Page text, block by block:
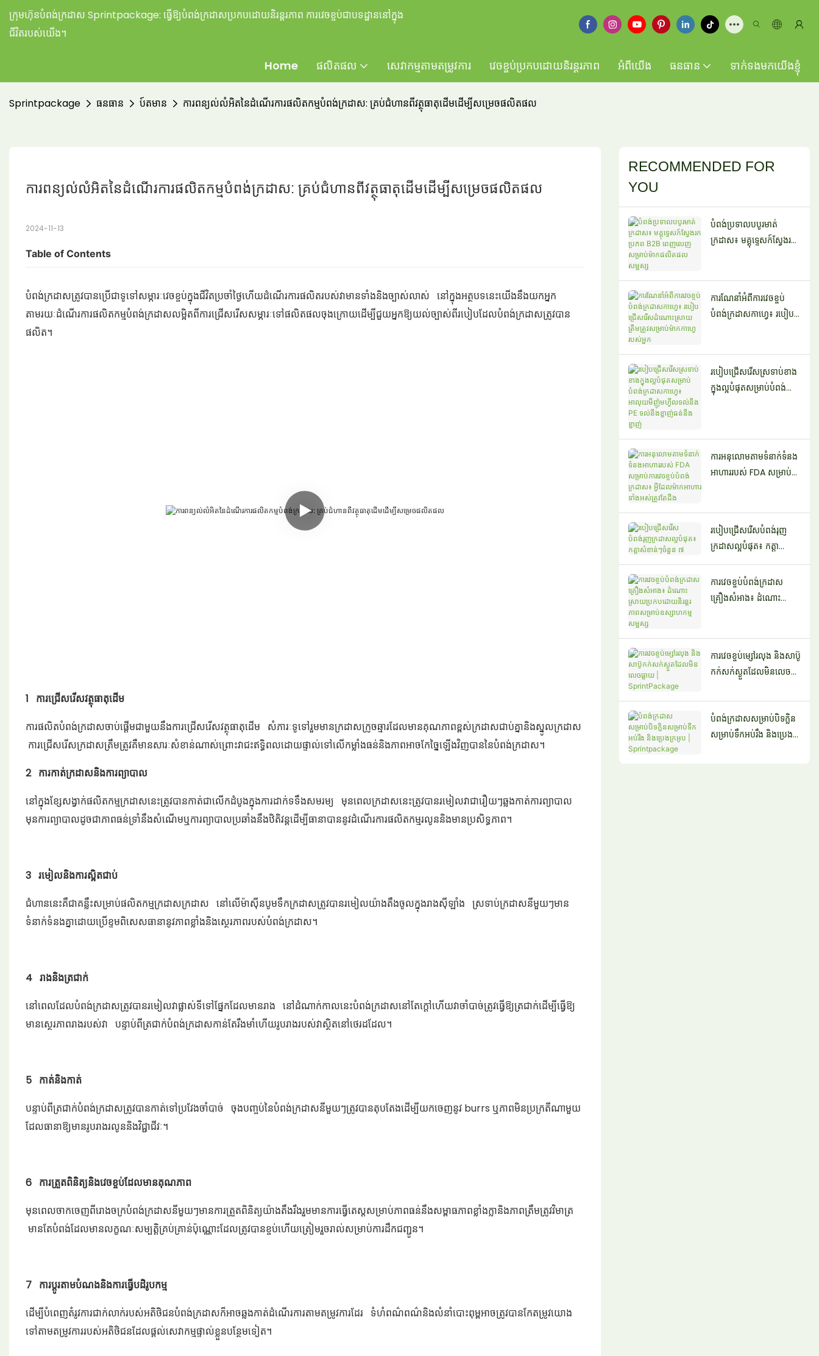
ក្រុមហ៊ុនបំពង់ក្រដាស Sprintpackage: ធ្វើឱ្យបំពង់ក្រដាសប្រកបដោយនិរន្តរភាព ការវេចខ្ចប់ជាបទដ្ឋាននៅក្នុង
ជីវិតរបស់យើង។
Home ផលិតផល សេវាកម្មតាមតម្រូវការ វេចខ្ចប់ប្រកបដោយនិរន្តរភាព អំពីយើង ធនធាន ទាក់ទងមកយើងខ្ញុំ
Sprintpackage ធនធាន ប៍តមាន ការពន្យល់លំអិតនៃដំណើរការផលិតកម្មបំពង់ក្រដាស: គ្រប់ជំហានពីវត្ថុធាតុដើមដើម្បីសម្រេចផលិតផល
ការពន្យល់លំអិតនៃដំណើរការផលិតកម្មបំពង់ក្រដាស: គ្រប់ជំហានពីវត្ថុធាតុដើមដើម្បីសម្រេចផលិតផល
2024-11-13
Table of Contents
បំពង់ក្រដាសត្រូវបានប្រើជាទូទៅសម្ភារៈវេចខ្ចប់ក្នុងជីវិតប្រចាំថ្ងៃហើយដំណើរការផលិតរបស់វាមានទាំងនិងច្បាស់លាស់ នៅក្នុងអត្ថបទនេះយើងនឹងយកអ្នក
តាមរយៈដំណើរការផលិតកម្មបំពង់ក្រដាសលម្អិតពីការជ្រើសរើសសម្ភារៈទៅផលិតផលចុងក្រោយដើម្បីជួយអ្នកឱ្យយល់ច្បាស់ពីរបៀបដែលបំពង់ក្រដាសត្រូវបាន
ផលិត។
1 ការជ្រើសរើសវត្ថុធាតុដើម
ការផលិតបំពង់ក្រដាសចាប់ផ្តើមជាមួយនឹងការជ្រើសរើសវត្ថុធាតុដើម សំភារៈទូទៅរួមមានក្រដាសក្រូចឆ្មារដែលមានគុណភាពខ្ពស់ក្រដាសជាប់គ្នានិងស្នូលក្រដាស
ការជ្រើសរើសក្រដាសត្រឹមត្រូវគឺមានសារៈសំខាន់ណាស់ព្រោះវាជះឥទ្ធិពលដោយផ្ទាល់ទៅលើកម្លាំងធន់និងភាពអាចកែច្នៃឡើងវិញបាននៃបំពង់ក្រដាស។
2 ការកាត់ក្រដាសនិងការព្យាបាល
នៅក្នុងខ្សែសង្វាក់ផលិតកម្មក្រដាសនេះត្រូវបានកាត់ជាលើកដំបូងក្នុងការដាក់ទទឹងសមរម្យ មុនពេលក្រដាសនេះត្រូវបានរមៀលវាជារឿយៗឆ្លងកាត់ការព្យាបាល
មុនការព្យាបាលដូចជាភាពធន់ទ្រាំនឹងសំណើមឬការព្យាបាលប្រឆាំងនឹងឋិតិវន្តដើម្បីធានាបាននូវដំណើរការផលិតកម្មរលូននិងមានប្រសិទ្ធភាព។
3 រមៀលនិងការស្អិតជាប់
ជំហាននេះគឺជាគន្លឹះសម្រាប់ផលិតកម្មក្រដាសក្រដាស នៅលើម៉ាស៊ីនបូមទឹកក្រដាសត្រូវបានរមៀលយ៉ាងតឹងចូលក្នុងរាងស៊ីឡាំង ស្រទាប់ក្រដាសនីមួយៗមាន
ទំនាក់ទំនងគ្នាដោយប្រើខ្ទមពិសេសធានានូវភាពខ្លាំងនិងស្ថេរភាពរបស់បំពង់ក្រដាស។
4 រាងនិងត្រជាក់
នៅពេលដែលបំពង់ក្រដាសត្រូវបានរមៀលវាផ្លាស់ទីទៅផ្នែកដែលមានរាង នៅដំណាក់កាលនេះបំពង់ក្រដាសនៅតែក្តៅហើយវាចាំបាច់ត្រូវធ្វើឱ្យត្រជាក់ដើម្បីធ្វើឱ្យ
មានស្ថេរភាពរាងរបស់វា បន្ទាប់ពីត្រជាក់បំពង់ក្រដាសកាន់តែរឹងមាំហើយរូបរាងរបស់វាស្ថិតនៅថេរដដែល។
5 កាត់និងកាត់
បន្ទាប់ពីត្រជាក់បំពង់ក្រដាសត្រូវបានកាត់ទៅប្រវែងចាំបាច់ ចុងបញ្ចប់នៃបំពង់ក្រដាសនីមួយៗត្រូវបានតុបតែងដើម្បីយកចេញនូវ burrs ឬភាពមិនប្រក្រតីណាមួយ
ដែលធានាឱ្យមានរូបរាងរលូននិងវិជ្ជាជីវៈ។
6 ការត្រួតពិនិត្យនិងវេចខ្ចប់ដែលមានគុណភាព
មុនពេលចាកចេញពីរោងចក្របំពង់ក្រដាសនីមួយៗមានការត្រួតពិនិត្យយ៉ាងតឹងរឹងរួមមានការធ្វើតេស្តសម្រាប់ភាពធន់នឹងសម្ពាធភាពខ្លាំងក្លានិងភាពត្រឹមត្រូវវិមាត្រ
មានតែបំពង់ដែលមានលក្ខណៈសម្បត្តិគ្រប់គ្រាន់ប៉ុណ្ណោះដែលត្រូវបានខ្ចប់ហើយត្រៀមរួចរាល់សម្រាប់ការដឹកជញ្ជូន។
7 ការប្ដូរតាមបំណងនិងការធ្វើបដិរូបកម្ម
ដើម្បីបំពេញតំរូវការជាក់លាក់របស់អតិថិជនបំពង់ក្រដាសក៏អាចឆ្លងកាត់ដំណើរការតាមតម្រូវការដែរ ទំហំពណ៌ពណ៌និងលំនាំបោះពុម្ពអាចត្រូវបានកែតម្រូវយោង
ទៅតាមតម្រូវការរបស់អតិថិជនដែលផ្តល់សេវាកម្មផ្ទាល់ខ្លួនបន្ថែមទៀត។
RECOMMENDED FOR
YOU
បំពង់ប្រទាលបបូរមាត់
ក្រដាស៖ មគ្គុទ្ទេសក៍ស្វែងរក
ការណែនាំអំពីការវេចខ្ចប់
បំពង់ក្រដាសកាហ្វេ៖ របៀប
របៀបជ្រើសរើសស្រទាប់ខាង
ក្នុងល្អបំផុតសម្រាប់បំពង់
ការអនុលោមតាមទំនាក់ទំនង
អាហាររបស់ FDA សម្រាប់
របៀបជ្រើសរើសបំពង់រុញ
ក្រដាសល្អបំផុត៖ កត្តា
សំខាន់ៗចំនួន ៧
ការវេចខ្ចប់បំពង់ក្រដាស
គ្រឿងសំអាង៖ ដំណោះ
ការវេចខ្ចប់ម្សៅរលុង និងសាប៊ូ
កក់សក់ស្ងួតដែលមិនលេច
បំពង់ក្រដាសសម្រាប់បិទក្លិន
សម្រាប់ទឹកអប់រឹង និងប្រេង